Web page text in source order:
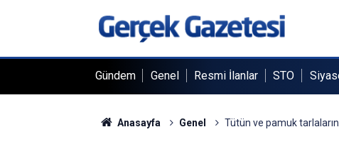
Gündem Genel Resmi İlanlar STO
Anasayfa Genel Tütün ve pamuk